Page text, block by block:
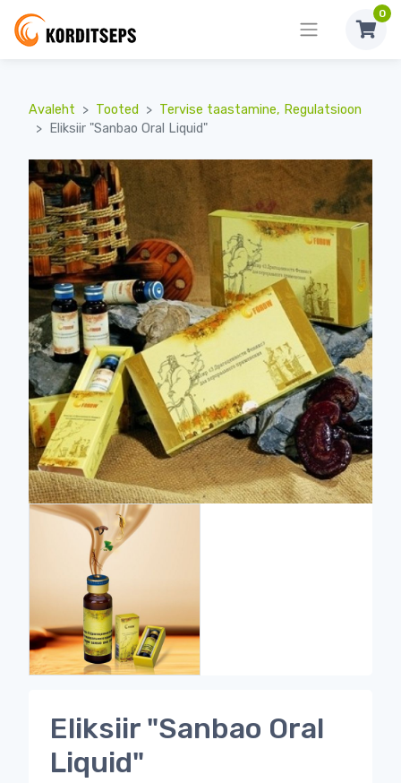
0
Avaleht Tooted
Tervise taastamine, Regulatsioon
Eliksiir "Sanbao Oral Liquid"
Eliksiir "Sanbao Oral
Liquid"